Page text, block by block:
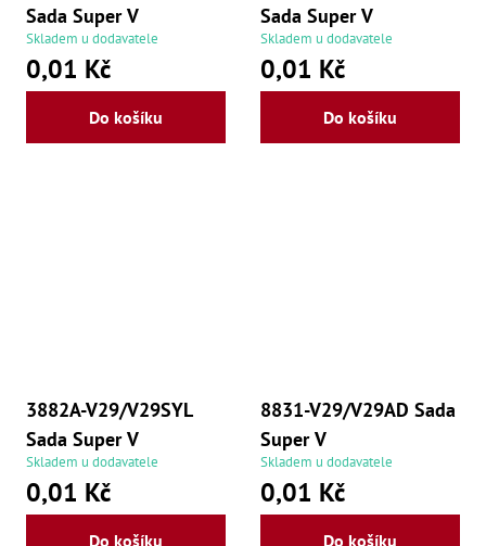
Sada Super V
Skladem u dodavatele
0,01 Kč
Do košíku
Sada Super V
Skladem u dodavatele
0,01 Kč
Do košíku
3882A-V29/V29SYL
Sada Super V
Skladem u dodavatele
0,01 Kč
Do košíku
8831-V29/V29AD Sada
Super V
Skladem u dodavatele
0,01 Kč
Do košíku